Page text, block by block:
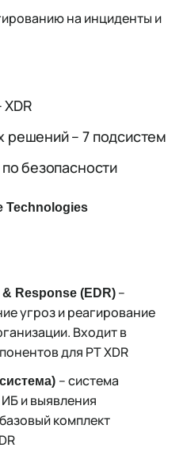
на инциденты и
решений – 7 подсистем
безопасности
Technologies
Response (EDR)–
угроз и реагирование
Входит в
для PT XDR
– система
и выявления
комплект